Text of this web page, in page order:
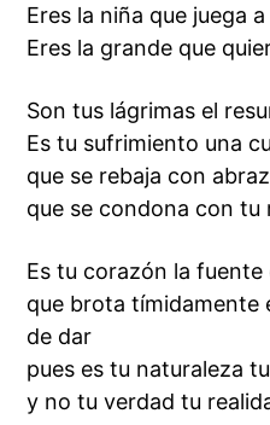
Eres la niña que juega
Eres la grande que
Son tus lágrimas el
Es tu sufrimiento una
que se rebaja con
que se condona con tu
Es tu corazón la fuente
que brota tímidamente
de dar
pues es tu naturaleza
y no tu verdad tu